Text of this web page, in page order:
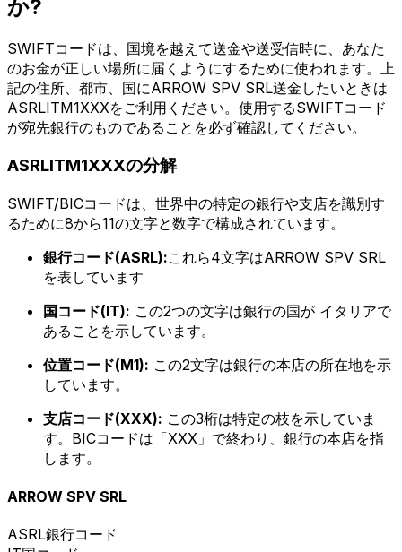
か?
SWIFTコードは、国境を越えて送金や送受信時に、あなた
のお金が正しい場所に届くようにするために使われます。上
記の住所、都市、国にARROW SPV SRL送金したいときは
ASRLITM1XXXをご利用ください。使用するSWIFTコード
が宛先銀行のものであることを必ず確認してください。
ASRLITM1XXXの分解
SWIFT/BICコードは、世界中の特定の銀行や支店を識別す
るために8から11の文字と数字で構成されています。
銀行コード(ASRL):これら4文字はARROW SPV SRL
を表しています
国コード(IT): この2つの文字は銀行の国が イタリアで
あることを示しています。
位置コード(M1): この2文字は銀行の本店の所在地を示
しています。
支店コード(XXX): この3桁は特定の枝を示していま
す。BICコードは「XXX」で終わり、銀行の本店を指
します。
ARROW SPV SRL
ASRL銀行コード